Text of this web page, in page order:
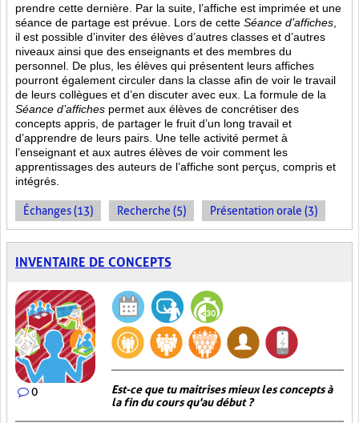
prendre cette dernière. Par la suite, l’affiche est imprimée et une
séance de partage est prévue. Lors de cette Séance d’affiches
il est possible d’inviter des élèves d’autres classes et d’autres
niveaux ainsi que des enseignants et des membres du
personnel. De plus, les élèves qui présentent leurs affiches
pourront également circuler dans la classe afin de voir le travail
de leurs collègues et d’en discuter avec eux. La formule de la
Séance d’affiches permet aux élèves de concrétiser des
concepts appris, de partager le fruit d’un long travail et
d’apprendre de leurs pairs. Une telle activité permet à
l’enseignant et aux autres élèves de voir comment les
apprentissages des auteurs de l’affiche sont perçus, compris et
intégrés.
Échanges (13) Recherche (5) Présentation orale (3)
INVENTAIRE DE CONCEPTS
0
Est-ce que tu maitrises mieux les concepts à
la fin du cours qu'au début ?